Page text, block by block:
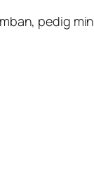
pedig